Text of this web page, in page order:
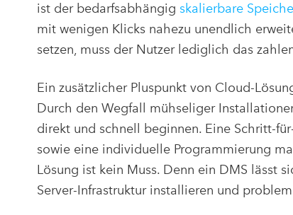
ist der bedarfsabhängig skalierbare
mit wenigen Klicks nahezu unendlich
setzen, muss der Nutzer lediglich das
Ein zusätzlicher Pluspunkt von Cloud-
Durch den Wegfall mühseliger
direkt und schnell beginnen. Eine Schritt-
sowie eine individuelle Programmierung
Lösung ist kein Muss. Denn ein DMS lässt
Server-Infrastruktur installieren und